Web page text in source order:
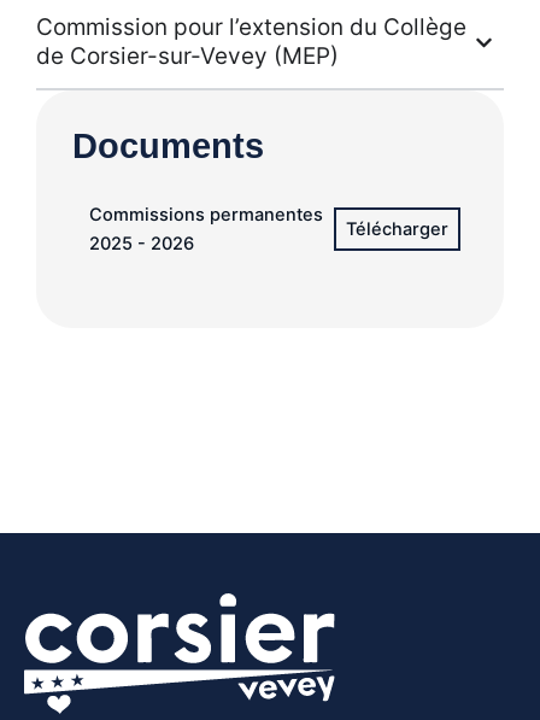
Commission pour l’extension du Collège
de Corsier-sur-Vevey (MEP)
Documents
Commissions permanentes
2025 - 2026